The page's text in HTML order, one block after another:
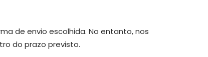
de envio escolhida. No entanto, nos
do prazo previsto.